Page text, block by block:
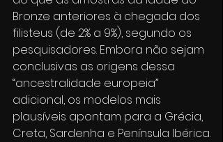
Bronze anteriores à chegada dos
filisteus (de 2% a 9%), segundo os
pesquisadores. Embora não sejam
conclusivas as origens dessa
“ancestralidade europeia”
adicional, os modelos mais
plausíveis apontam para a Grécia,
Creta, Sardenha e Península Ibérica.